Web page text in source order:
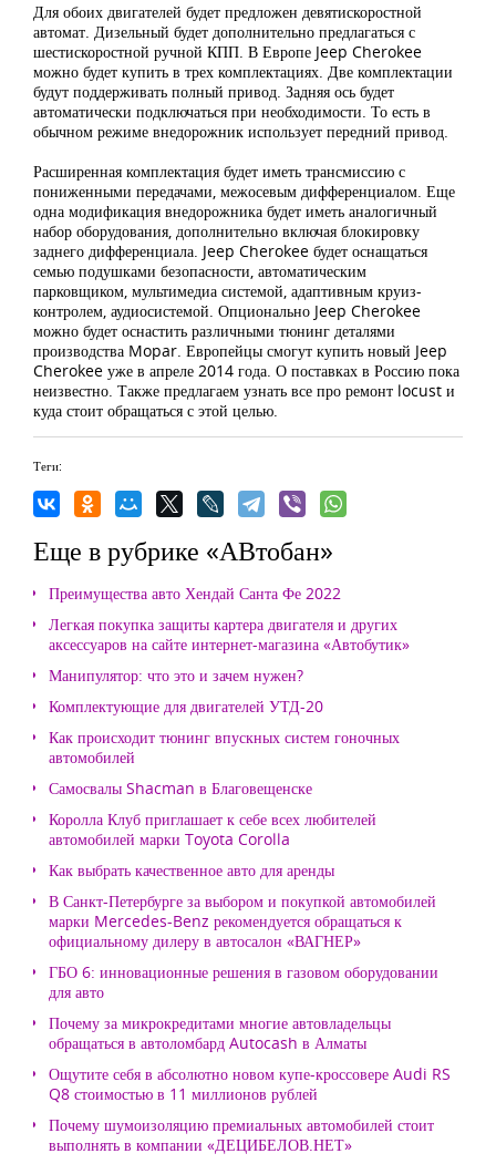
Для обоих двигателей будет предложен девятискоростной
автомат. Дизельный будет дополнительно предлагаться с
шестискоростной ручной КПП. В Европе Jeep Cherokee
можно будет купить в трех комплектациях. Две комплектации
будут поддерживать полный привод. Задняя ось будет
автоматически подключаться при необходимости. То есть в
обычном режиме внедорожник использует передний привод.
Расширенная комплектация будет иметь трансмиссию с
пониженными передачами, межосевым дифференциалом. Еще
одна модификация внедорожника будет иметь аналогичный
набор оборудования, дополнительно включая блокировку
заднего дифференциала. Jeep Cherokee будет оснащаться
семью подушками безопасности, автоматическим
парковщиком, мультимедиа системой, адаптивным круиз-
контролем, аудиосистемой. Опционально Jeep Cherokee
можно будет оснастить различными тюнинг деталями
производства Mopar. Европейцы смогут купить новый Jeep
Cherokee уже в апреле 2014 года. О поставках в Россию пока
неизвестно. Также предлагаем узнать все про ремонт locust и
куда стоит обращаться с этой целью.
Теги:
Еще в рубрике «АВтобан»
Преимущества авто Хендай Санта Фе 2022
Легкая покупка защиты картера двигателя и других
аксессуаров на сайте интернет-магазина «Автобутик»
Манипулятор: что это и зачем нужен?
Комплектующие для двигателей УТД-20
Как происходит тюнинг впускных систем гоночных
автомобилей
Самосвалы Shacman в Благовещенске
Королла Клуб приглашает к себе всех любителей
автомобилей марки Toyota Corolla
Как выбрать качественное авто для аренды
В Санкт-Петербурге за выбором и покупкой автомобилей
марки Mercedes-Benz рекомендуется обращаться к
официальному дилеру в автосалон «ВАГНЕР»
ГБО 6: инновационные решения в газовом оборудовании
для авто
Почему за микрокредитами многие автовладельцы
обращаться в автоломбард Autocash в Алматы
Ощутите себя в абсолютно новом купе-кроссовере Audi RS
Q8 стоимостью в 11 миллионов рублей
Почему шумоизоляцию премиальных автомобилей стоит
выполнять в компании «ДЕЦИБЕЛОВ.НЕТ»